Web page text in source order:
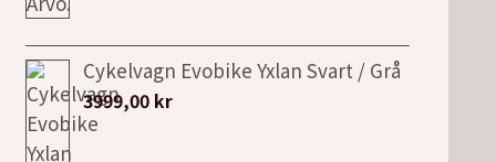
Cykelvagn Evobike Yxlan Svart / Grå
3999,00 kr